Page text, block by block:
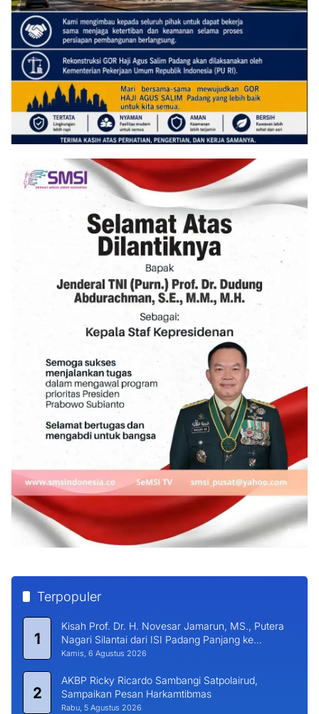
Terpopuler
1
Kisah Prof. Dr. H. Novesar Jamarun, MS., Putera
Nagari Silantai dari ISI Padang Panjang ke
Universitas Dharma Andalas
Kamis, 6 Agustus 2026
2
AKBP Ricky Ricardo Sambangi Satpolairud,
Sampaikan Pesan Harkamtibmas
Rabu, 5 Agustus 2026